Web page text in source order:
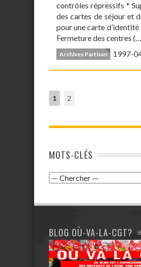
contrôles répressifs *
des cartes de séjour et
pour une carte
Fermeture des centres
Archives Partisan 1997-
1 2
MOTS-CLÉS
BLOG OÙ-VA-LA-CGT?